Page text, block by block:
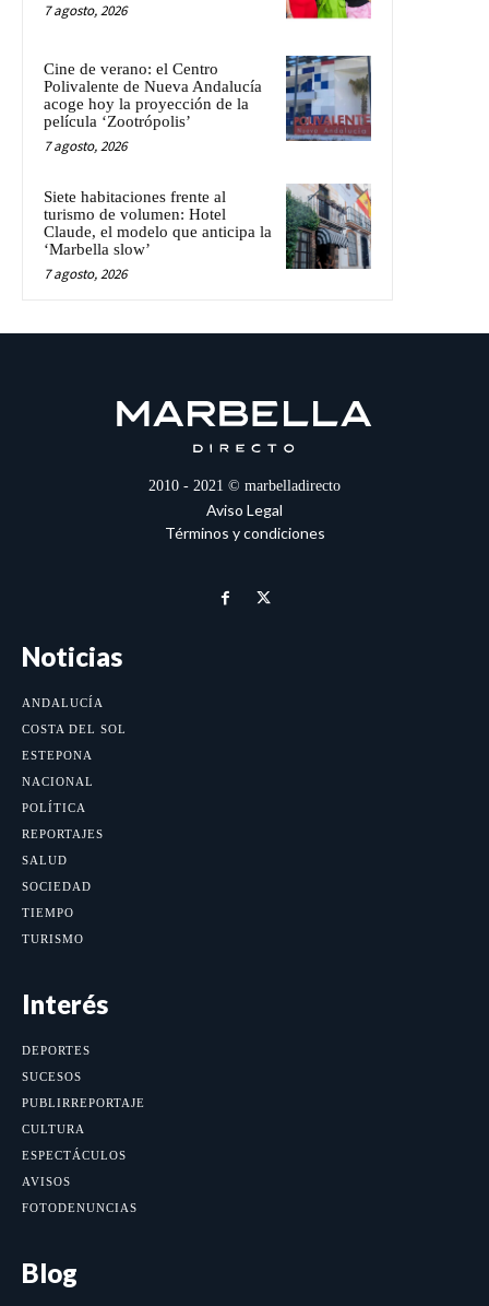
7 agosto, 2026
Cine de verano: el Centro
Polivalente de Nueva Andalucía
acoge hoy la proyección de la
película ‘Zootrópolis’
7 agosto, 2026
Siete habitaciones frente al
turismo de volumen: Hotel
Claude, el modelo que anticipa la
‘Marbella slow’
7 agosto, 2026
2010 - 2021 © marbelladirecto
Aviso Legal
Términos y condiciones
Noticias
ANDALUCÍA
COSTA DEL SOL
ESTEPONA
NACIONAL
POLÍTICA
REPORTAJES
SALUD
SOCIEDAD
TIEMPO
TURISMO
Interés
DEPORTES
SUCESOS
PUBLIRREPORTAJE
CULTURA
ESPECTÁCULOS
AVISOS
FOTODENUNCIAS
Blog